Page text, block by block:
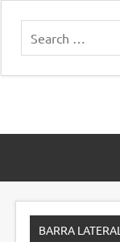
BARRA LATERAL